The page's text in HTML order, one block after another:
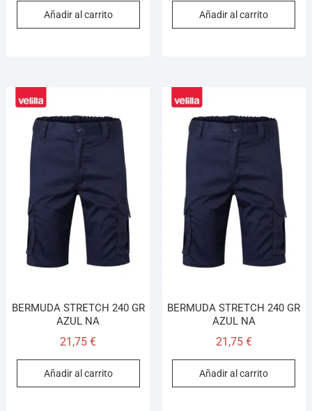
Añadir al carrito Añadir al carrito
BERMUDA STRETCH 240 GR
AZUL NA
21,75€
Añadir al carrito
BERMUDA STRETCH 240 GR
AZUL NA
21,75 €
Añadir al carrito